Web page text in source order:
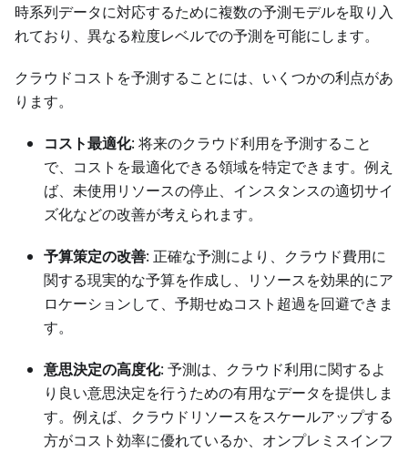
時系列データに対応するために複数の予測モデルを取り入
れており、異なる粒度レベルでの予測を可能にします。
クラウドコストを予測することには、いくつかの利点があ
ります。
コスト最適化: 将来のクラウド利用を予測すること
で、コストを最適化できる領域を特定できます。例え
ば、未使用リソースの停止、インスタンスの適切サイ
ズ化などの改善が考えられます。
予算策定の改善: 正確な予測により、クラウド費用に
関する現実的な予算を作成し、リソースを効果的にア
ロケーションして、予期せぬコスト超過を回避できま
す。
意思決定の高度化: 予測は、クラウド利用に関するよ
り良い意思決定を行うための有用なデータを提供しま
す。例えば、クラウドリソースをスケールアップする
方がコスト効率に優れているか、オンプレミスインフ